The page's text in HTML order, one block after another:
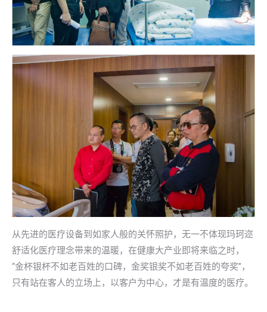
从先进的医疗设备到如家人般的关怀照护，无一不体现玛珂迩
舒适化医疗理念带来的温暖，在健康大产业即将来临之时，
“金杯银杯不如老百姓的口碑，金奖银奖不如老百姓的夸奖”，
只有站在客人的立场上，以客户为中心，才是有温度的医疗。